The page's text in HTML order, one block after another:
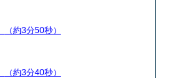
（約3分50秒）
（約3分40秒）